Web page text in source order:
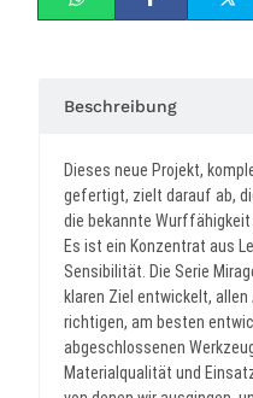
Beschreibung
Dieses neue Projekt,
gefertigt, zielt darauf ab,
die bekannte Wurffähigkeit
Es ist ein Konzentrat aus
Sensibilität. Die Serie
klaren Ziel entwickelt,
richtigen, am besten
abgeschlossenen
Materialqualität und